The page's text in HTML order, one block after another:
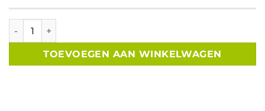
NE vuren channelsiding geborsteld 18x145x5100 mm
TOEVOEGEN AAN WINKELWAGEN